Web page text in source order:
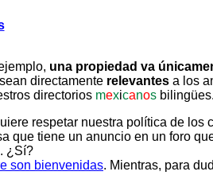
una propiedad va
directamente relevantes a los
directorios mexicanos bilingües.
respetar nuestra política de los
que tiene un anuncio en un foro
¿Sí?
son bienvenidas. Mientras, para